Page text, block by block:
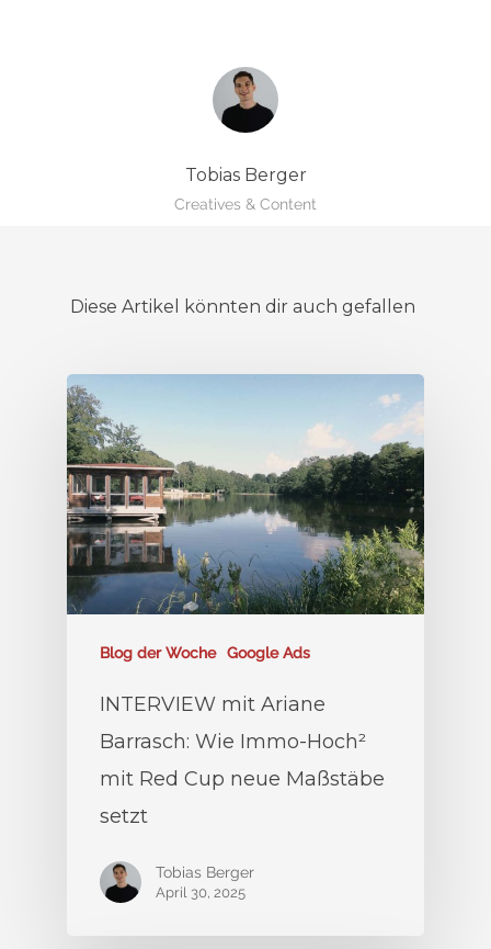
Tobias Berger
Creatives & Content
Diese Artikel könnten dir auch gefallen
Blog der Woche Google Ads
INTERVIEW mit Ariane
Barrasch: Wie Immo-Hoch²
mit Red Cup neue Maßstäbe
setzt
Tobias Berger
April 30, 2025